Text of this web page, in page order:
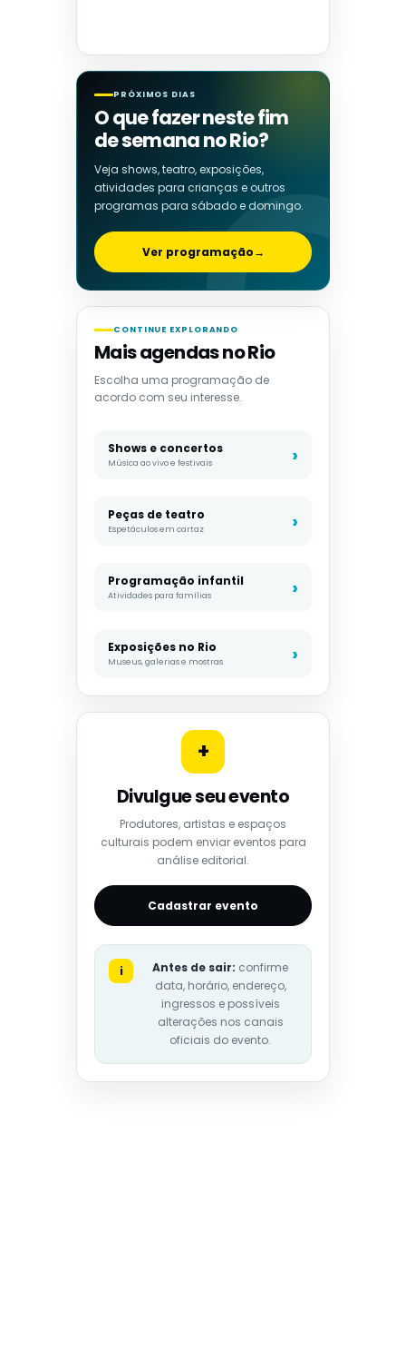
PRÓXIMOS DIAS
O que fazer neste fim
de semana no Rio?
Veja shows, teatro, exposições,
atividades para crianças e outros
programas para sábado e domingo.
Ver programação→
CONTINUE EXPLORANDO
Mais agendas no Rio
Escolha uma programação de
acordo com seu interesse.
Shows e concertos
Música ao vivo e festivais
Peças de teatro
Espetáculos em cartaz
Programação infantil
Atividades para famílias
Exposições no Rio
Museus, galerias e mostras
+
Divulgue seu evento
Produtores, artistas e espaços
culturais podem enviar eventos para
análise editorial.
Cadastrar evento
i Antes de sair: confirme
data, horário, endereço,
ingressos e possíveis
alterações nos canais
oficiais do evento.